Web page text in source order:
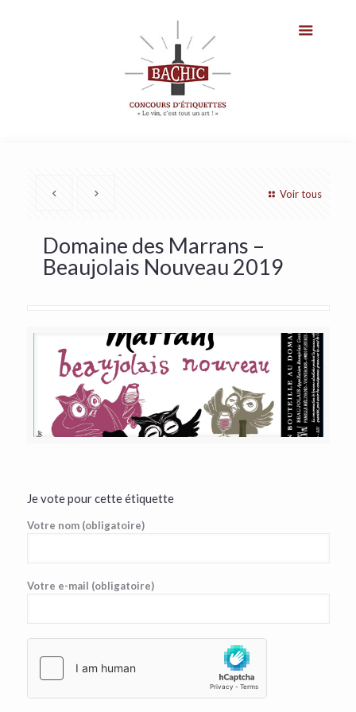
Voir tous
Domaine des Marrans –
Beaujolais Nouveau 2019
Je vote pour cette étiquette
Votre nom (obligatoire)
Votre e-mail (obligatoire)